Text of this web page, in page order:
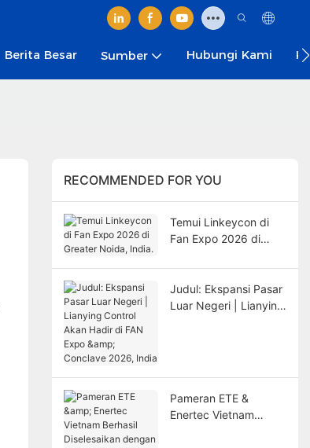
Berita Besar Sumber Hubungi Kami
RECOMMENDED FOR YOU
Temui Linkeycon di
Fan Expo 2026 di
Judul: Ekspansi Pasar
Luar Negeri | Lianying
Pameran ETE &
Enertec Vietnam